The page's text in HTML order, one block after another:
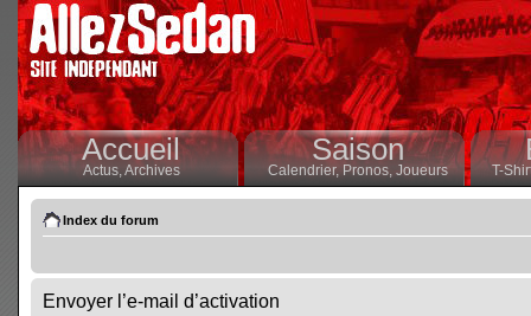
Accueil
Actus,Archives
Saison
Calendrier,Pronos, Joueurs T-
Index du forum
Envoyer l’e-mail d’activation